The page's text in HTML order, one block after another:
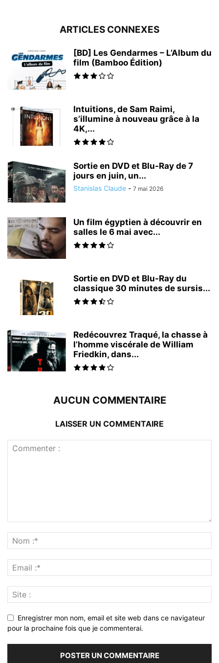
ARTICLES CONNEXES
[BD] Les Gendarmes – L’Album du
film (Bamboo Édition)
Intuitions, de Sam Raimi,
s’illumine à nouveau grâce à la
4K,...
Sortie en DVD et Blu-Ray de 7
jours en juin, un...
Stanislas Claude - 7 mai 2026
Un film égyptien à découvrir en
salles le 6 mai avec...
Sortie en DVD et Blu-Ray du
classique 30 minutes de sursis...
Redécouvrez Traqué, la chasse à
l’homme viscérale de William
Friedkin, dans...
AUCUN COMMENTAIRE
LAISSER UN COMMENTAIRE
Enregistrer mon nom, email et site web dans ce navigateur
pour la prochaine fois que je commenterai.